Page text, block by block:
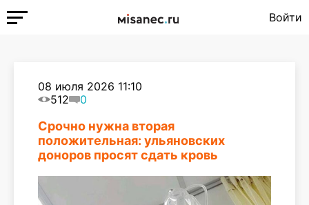
Войти
08 июля 2026 11:10
512
0
Срочно нужна вторая
положительная: ульяновских
доноров просят сдать кровь